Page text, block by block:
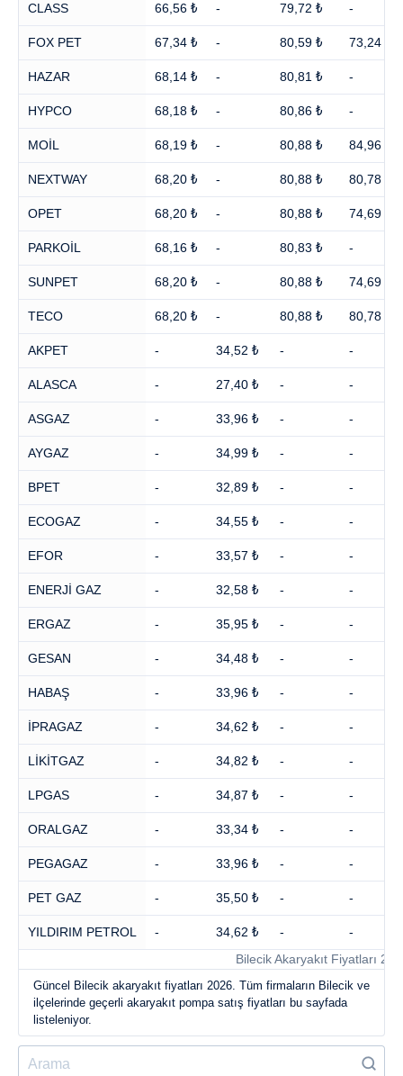
CLASS 66,56 ₺ - 79,72 ₺ -
FOX PET 67,34 ₺ - 80,59 ₺ 73,24 ₺
HAZAR 68,14 ₺ - 80,81 ₺ -
HYPCO 68,18 ₺ - 80,86 ₺ -
MOİL 68,19 ₺ - 80,88 ₺ 84,96 ₺
NEXTWAY 68,20 ₺ - 80,88 ₺ 80,78 ₺
OPET 68,20 ₺ - 80,88 ₺ 74,69 ₺
PARKOİL 68,16 ₺ - 80,83 ₺ -
SUNPET 68,20 ₺ - 80,88 ₺ 74,69 ₺
TECO 68,20 ₺ - 80,88 ₺ 80,78 ₺
AKPET - 34,52 ₺ - -
ALASCA - 27,40 ₺ - -
ASGAZ - 33,96 ₺ - -
AYGAZ - 34,99 ₺ - -
BPET - 32,89 ₺ - -
ECOGAZ - 34,55 ₺ - -
EFOR - 33,57 ₺ - -
ENERJİ GAZ - 32,58 ₺ - -
ERGAZ - 35,95 ₺ - -
GESAN - 34,48 ₺ - -
HABAŞ - 33,96 ₺ - -
İPRAGAZ - 34,62 ₺ - -
LİKİTGAZ - 34,82 ₺ - -
LPGAS - 34,87 ₺ - -
ORALGAZ - 33,34 ₺ - -
PEGAGAZ - 33,96 ₺ - -
PET GAZ - 35,50 ₺ - -
YILDIRIM PETROL - 34,62 ₺ -
-
Bilecik Akaryakıt Fiyatları
Güncel Bilecik akaryakıt fiyatları 2026. Tüm firmaların Bilecik ve
ilçelerinde geçerli akaryakıt pompa satış fiyatları bu sayfada
listeleniyor.